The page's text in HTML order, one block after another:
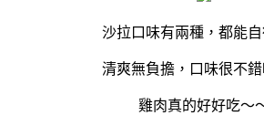
沙拉口味有兩種，都能
清爽無負擔，口味很不錯
雞肉真的好好吃～